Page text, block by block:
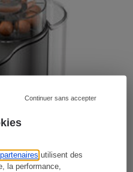
utilisent des
la performance,
Continuer sans accepter